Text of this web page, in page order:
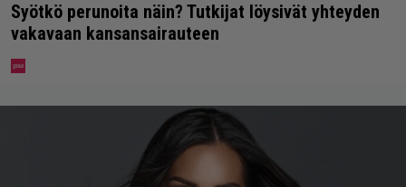
Syötkö perunoita näin? Tutkijat löysivät yhteyden
vakavaan kansansairauteen